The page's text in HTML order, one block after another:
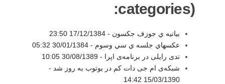
categories):
بيانيه ي جوزف جكسون - 17/12/1384 23:50
عكسهاي جلسه ي سي وسوم - 30/01/1384 05:32
تدی رایلی در برنامه‌ی اپرا - 30/08/1389 10:05
شبکه‌ی ام جی دات کم در یوتوب به روز شد -
15/03/1390 14:42